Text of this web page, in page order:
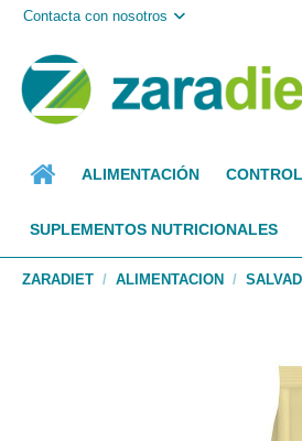
Contacta con nosotros
ALIMENTACIÓN
SUPLEMENTOS NUTRICIONALES
ZARADIET ALIMENTACION